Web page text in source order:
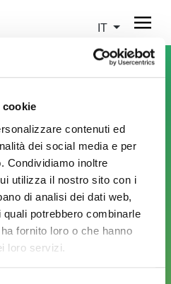
contenuti ed
dei social media e per
Condividiamo inoltre
utilizza il nostro sito con i
di analisi dei dati web,
potrebbero combinarle
fornito loro o che hanno
loro servizi.
IT